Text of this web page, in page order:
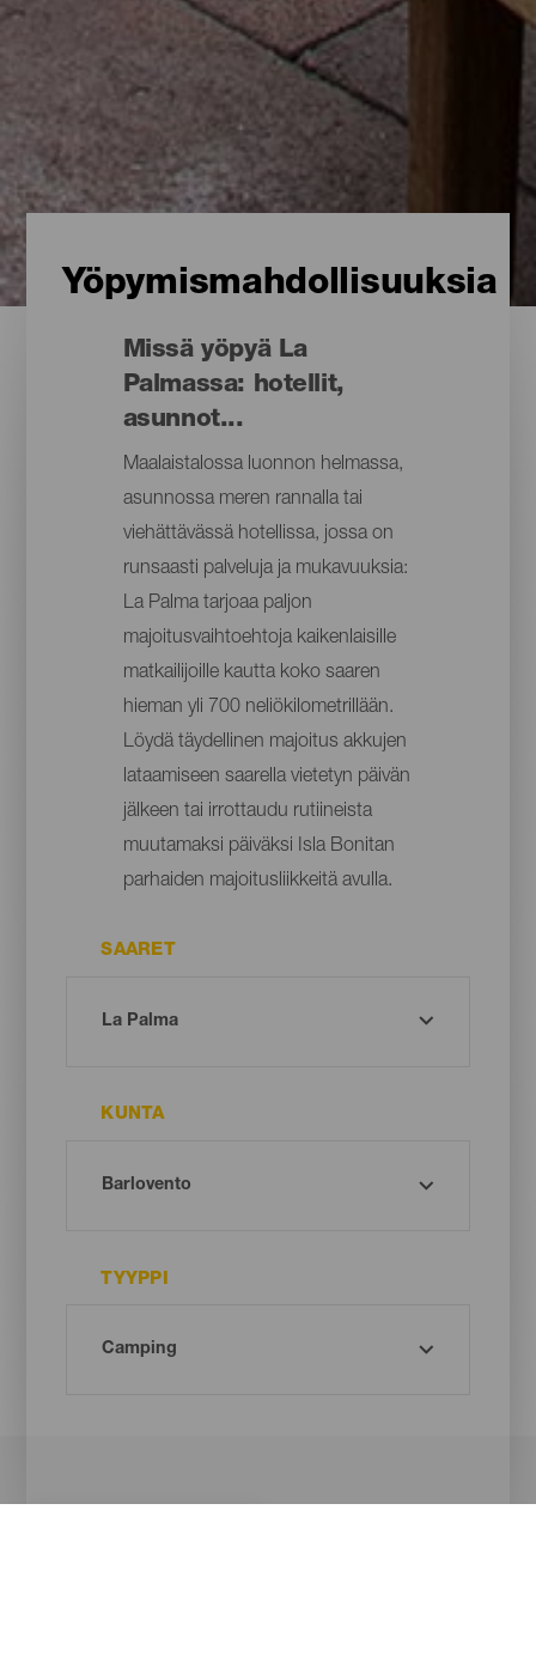
Yöpymismahdollisuuksia
Missä yöpyä La
Palmassa: hotellit,
asunnot...
Maalaistalossa luonnon helmassa,
asunnossa meren rannalla tai
viehättävässä hotellissa, jossa on
runsaasti palveluja ja mukavuuksia:
La Palma tarjoaa paljon
majoitusvaihtoehtoja kaikenlaisille
matkailijoille kautta koko saaren
hieman yli 700 neliökilometrillään.
Löydä täydellinen majoitus akkujen
lataamiseen saarella vietetyn päivän
jälkeen tai irrottaudu rutiineista
muutamaksi päiväksi Isla Bonitan
parhaiden majoitusliikkeitä avulla.
SAARET
KUNTA
TYYPPI